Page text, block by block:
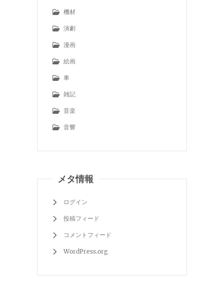
機材
演劇
漫画
絵画
車
雑記
音楽
音響
メタ情報
ログイン
投稿フィード
コメントフィード
WordPress.org